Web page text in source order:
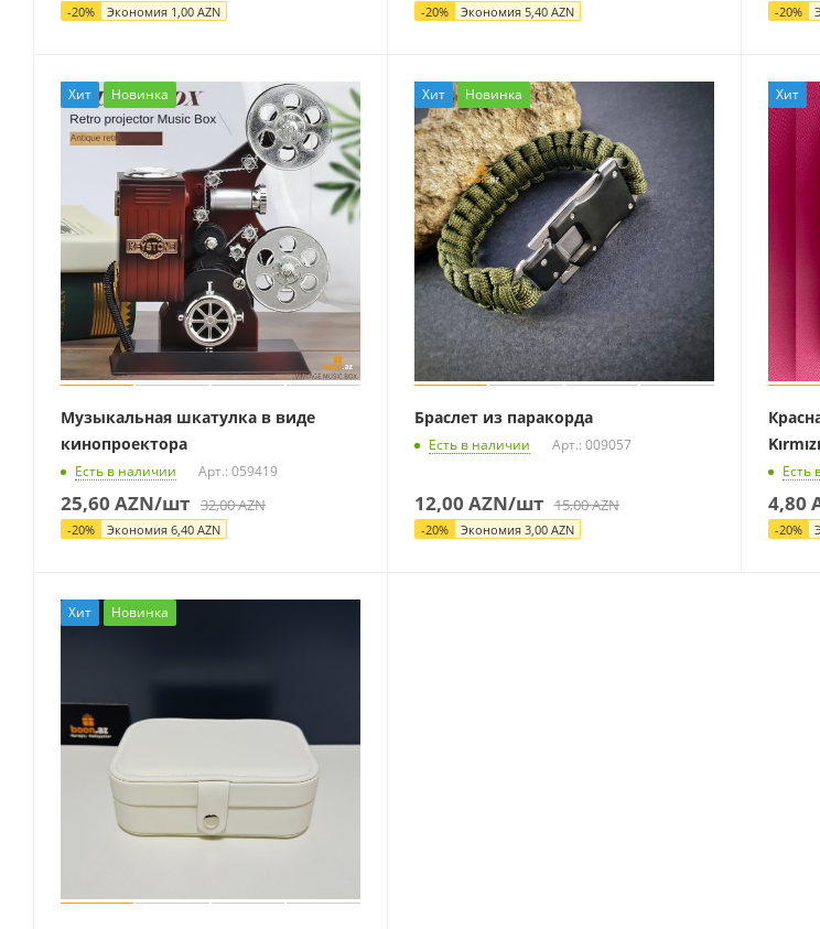
-20% Экономия 1,00 AZN -20% Экономия 5,40AZN -20%
Хит Новинка
Музыкальная шкатулка в виде
кинопроектора
Есть в наличии Арт.: 059419
25,60 AZN/шт 32,00AZN
-20% Экономия 6,40 AZN
Хит Новинка
Браслет из паракорда
Есть в наличии Арт.: 009057
12,00 AZN/шт 15,00AZN
-20% Экономия 3,00AZN
Хит
Есть
4,80
-20%
Хит Новинка